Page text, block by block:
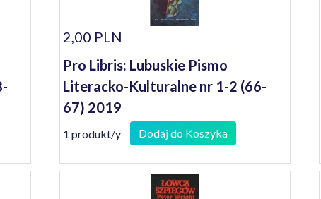
2,00 PLN
Pro Libris: Lubuskie Pismo
Literacko-Kulturalne nr 1-2 (66-
67) 2019
1 produkt/y Dodaj do Koszyka